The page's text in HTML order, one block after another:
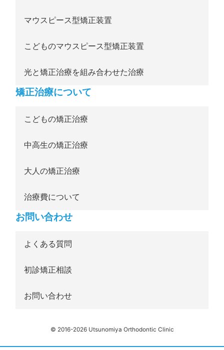
マウスピース型矯正装置
こどものマウスピース型矯正装置
光と矯正治療を組み合わせた治療
矯正治療について
こどもの矯正治療
中高生の矯正治療
大人の矯正治療
治療費について
お問い合わせ
よくある質問
初診矯正相談
お問い合わせ
© 2016-2026 Utsunomiya Orthodontic Clinic